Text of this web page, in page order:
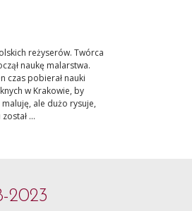
reżyserów. Twórca
naukę malarstwa.
czas pobierał nauki
w Krakowie, by
ale dużo rysuje,
...
2023